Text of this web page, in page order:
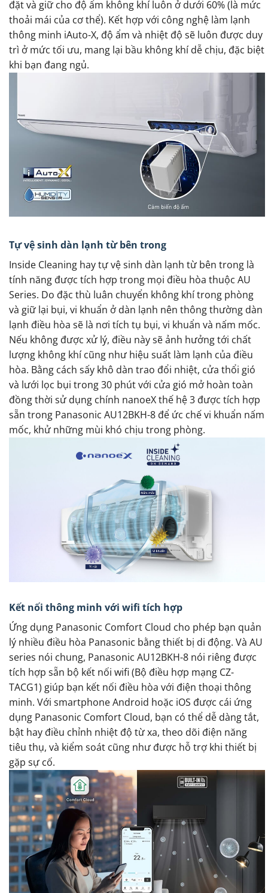
đặt và giữ cho độ ẩm không khí luôn ở dưới 60% (là mức
thoải mái của cơ thể). Kết hợp với công nghệ làm lạnh
thông minh iAuto-X, độ ẩm và nhiệt độ sẽ luôn được duy
trì ở mức tối ưu, mang lại bầu không khí dễ chịu, đặc biệt
khi bạn đang ngủ.
Tự vệ sinh dàn lạnh từ bên trong
Inside Cleaning hay tự vệ sinh dàn lạnh từ bên trong là
tính năng được tích hợp trong mọi điều hòa thuộc AU
Series. Do đặc thù luân chuyển không khí trong phòng
và giữ lại bụi, vi khuẩn ở dàn lạnh nên thông thường dàn
lạnh điều hòa sẽ là nơi tích tụ bụi, vi khuẩn và nấm mốc.
Nếu không được xử lý, điều này sẽ ảnh hưởng tới chất
lượng không khí cũng như hiệu suất làm lạnh của điều
hòa. Bằng cách sấy khô dàn trao đổi nhiệt, cửa thổi gió
và lưới lọc bụi trong 30 phút với cửa gió mở hoàn toàn
đồng thời sử dụng chính nanoeX thế hệ 3 được tích hợp
sẵn trong Panasonic AU12BKH-8 để ức chế vi khuẩn nấm
mốc, khử những mùi khó chịu trong phòng.
Kết nối thông minh với wifi tích hợp
Ứng dụng Panasonic Comfort Cloud cho phép bạn quản
lý nhiều điều hòa Panasonic bằng thiết bị di động. Và AU
series nói chung, Panasonic AU12BKH-8 nói riêng được
tích hợp sẵn bộ kết nối wifi (Bộ điều hợp mạng CZ-
TACG1) giúp bạn kết nối điều hòa với điện thoại thông
minh. Với smartphone Android hoặc iOS được cái ứng
dụng Panasonic Comfort Cloud, bạn có thể dễ dàng tắt,
bật hay điều chỉnh nhiệt độ từ xa, theo dõi điện năng
tiêu thụ, và kiểm soát cũng như được hỗ trợ khi thiết bị
gặp sự cố.